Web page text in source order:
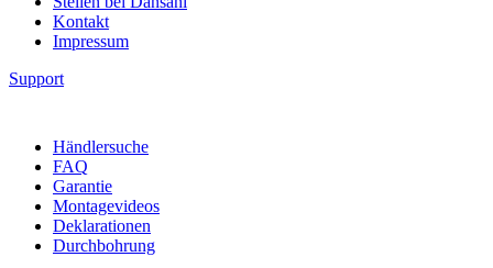
Kontakt
Impressum
Support
Händlersuche
FAQ
Garantie
Montagevideos
Deklarationen
Durchbohrung